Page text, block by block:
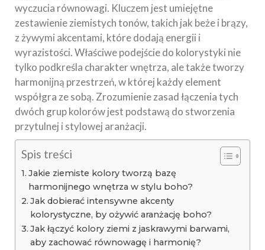
wyczucia równowagi. Kluczem jest umiejętne
zestawienie ziemistych tonów, takich jak beże i brązy,
z żywymi akcentami, które dodają energii i
wyrazistości. Właściwe podejście do kolorystyki nie
tylko podkreśla charakter wnętrza, ale także tworzy
harmonijną przestrzeń, w której każdy element
współgra ze sobą. Zrozumienie zasad łączenia tych
dwóch grup kolorów jest podstawą do stworzenia
przytulnej i stylowej aranżacji.
Spis treści
Jakie ziemiste kolory tworzą bazę
harmonijnego wnętrza w stylu boho?
Jak dobierać intensywne akcenty
kolorystyczne, by ożywić aranżację boho?
Jak łączyć kolory ziemi z jaskrawymi barwami,
aby zachować równowagę i harmonię?